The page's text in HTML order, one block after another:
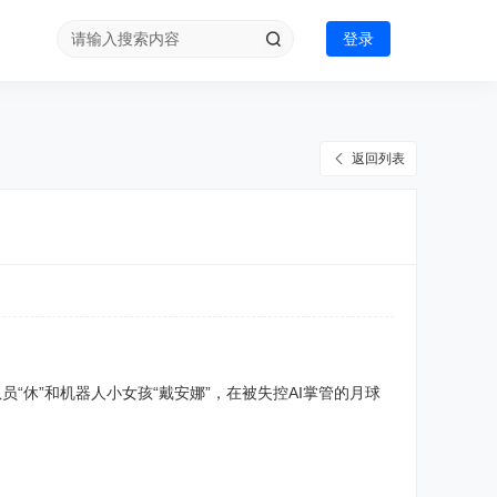
登录
返回列表
“休”和机器人小女孩“戴安娜”，在被失控AI掌管的月球